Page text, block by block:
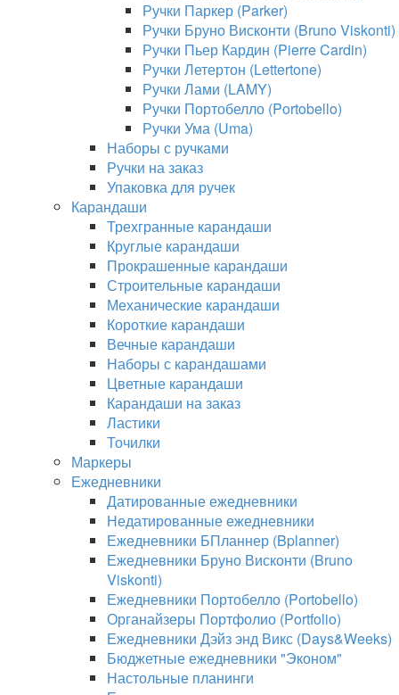
Ручки Паркер (Parker)
Ручки Бруно Висконти (Bruno Viskonti)
Ручки Пьер Кардин (Pierre Cardin)
Ручки Летертон (Lettertone)
Ручки Лами (LAMY)
Ручки Портобелло (Portobello)
Ручки Ума (Uma)
Наборы с ручками
Ручки на заказ
Упаковка для ручек
Карандаши
Трехгранные карандаши
Круглые карандаши
Прокрашенные карандаши
Строительные карандаши
Механические карандаши
Короткие карандаши
Вечные карандаши
Наборы с карандашами
Цветные карандаши
Карандаши на заказ
Ластики
Точилки
Маркеры
Ежедневники
Датированные ежедневники
Недатированные ежедневники
Ежедневники БПланнер (Bplanner)
Ежедневники Бруно Висконти (Bruno
Viskonti)
Ежедневники Портобелло (Portobello)
Органайзеры Портфолио (Portfolio)
Ежедневники Дэйз энд Викс (Days&Weeks)
Бюджетные ежедневники "Эконом"
Настольные планинги